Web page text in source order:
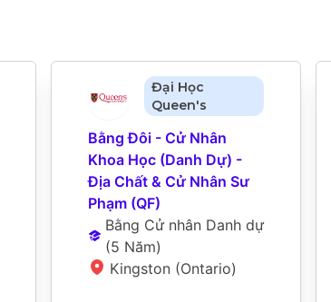
Đại Học
Queen's
Bằng Đôi - Cử Nhân
Khoa Học (Danh Dự) -
Địa Chất & Cử Nhân Sư
Phạm (QF)
Bằng Cử nhân Danh dự
(5 Năm)
Kingston (Ontario)